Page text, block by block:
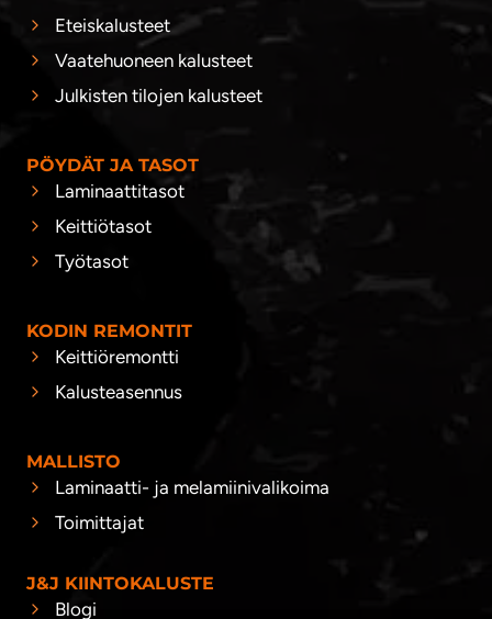
Eteiskalusteet
Vaatehuoneen kalusteet
Julkisten tilojen kalusteet
PÖYDÄT JA TASOT
Laminaattitasot
Keittiötasot
Työtasot
KODIN REMONTIT
Keittiöremontti
Kalusteasennus
MALLISTO
Laminaatti- ja melamiinivalikoima
Toimittajat
J&J KIINTOKALUSTE
Blogi